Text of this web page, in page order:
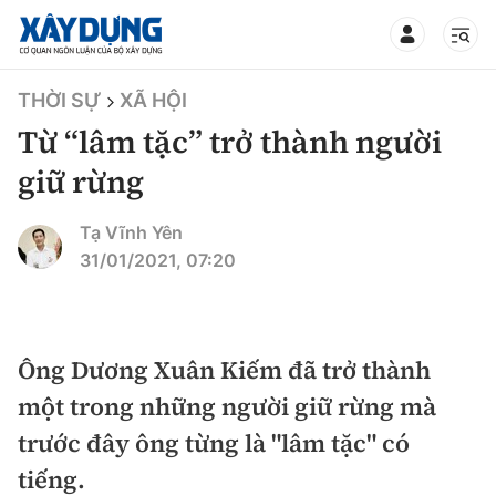
TIN BỘ XÂY DỰNG
CHUYÊN MỤC
Thời sự
Chính trị
Xã hội
Xây dựng
Chỉ đạo điều hành
Giao thông
THỜI SỰ XÃ HỘI
Từ “lâm tặc” trở thành người
giữ rừng
Tạ Vĩnh Yên
31/01/2021, 07:20
Ông Dương Xuân Kiếm đã trở thành
một trong những người giữ rừng mà
trước đây ông từng là "lâm tặc" có
tiếng.